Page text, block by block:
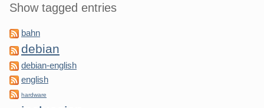
Show tagged entries
bahn
debian
debian-english
english
hardware